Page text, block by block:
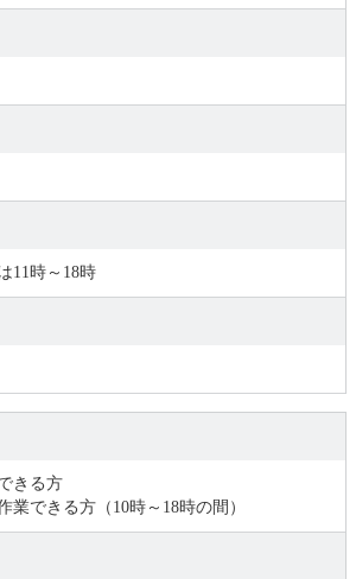
11時～18時
きる方
業できる方（10時～18時の間）